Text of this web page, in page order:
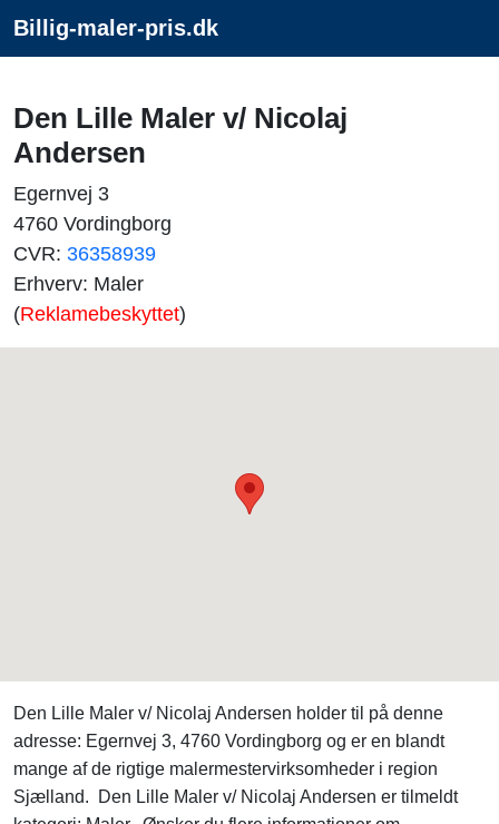
Billig-maler-pris.dk
Den Lille Maler v/ Nicolaj
Andersen
Egernvej 3
4760 Vordingborg
CVR: 36358939
Erhverv: Maler
(Reklamebeskyttet)
Den Lille Maler v/ Nicolaj Andersen holder til på denne
adresse: Egernvej 3, 4760 Vordingborg og er en blandt
mange af de rigtige malermestervirksomheder i region
Sjælland. Den Lille Maler v/ Nicolaj Andersen er tilmeldt